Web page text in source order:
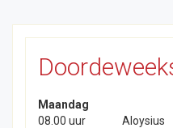
Maandag
08.00 uur
Aloysius